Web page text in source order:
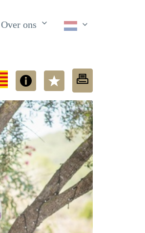
Over ons